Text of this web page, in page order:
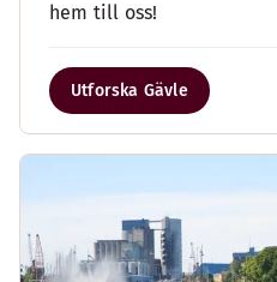
hem till oss!
Utforska Gävle